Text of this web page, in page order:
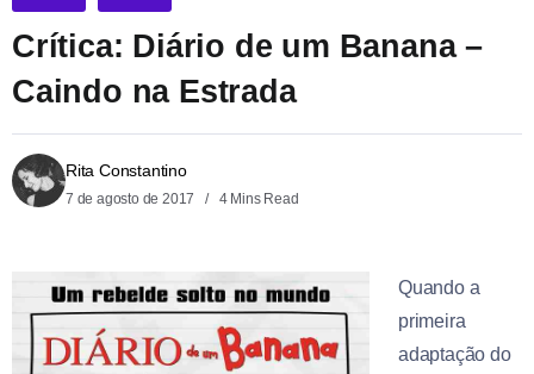
Crítica: Diário de um Banana –
Caindo na Estrada
Rita Constantino
7 de agosto de 2017 4 Mins Read
Quando a
primeira
adaptação do